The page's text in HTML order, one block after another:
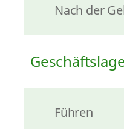
Nach der
Führen